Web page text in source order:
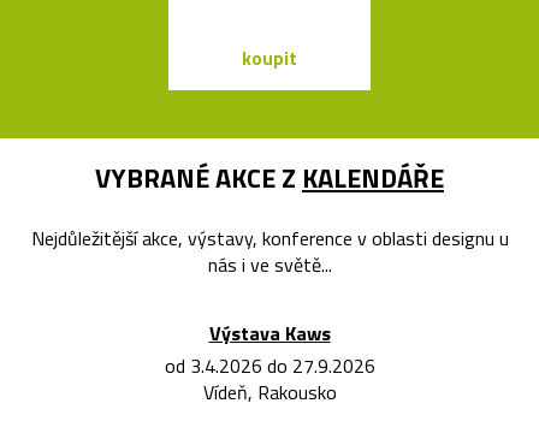
koupit
VYBRANÉ AKCE Z KALENDÁŘE
Nejdůležitější akce, výstavy, konference v oblasti designu u
nás i ve světě...
Výstava Kaws
od 3.4.2026 do 27.9.2026
Vídeň, Rakousko